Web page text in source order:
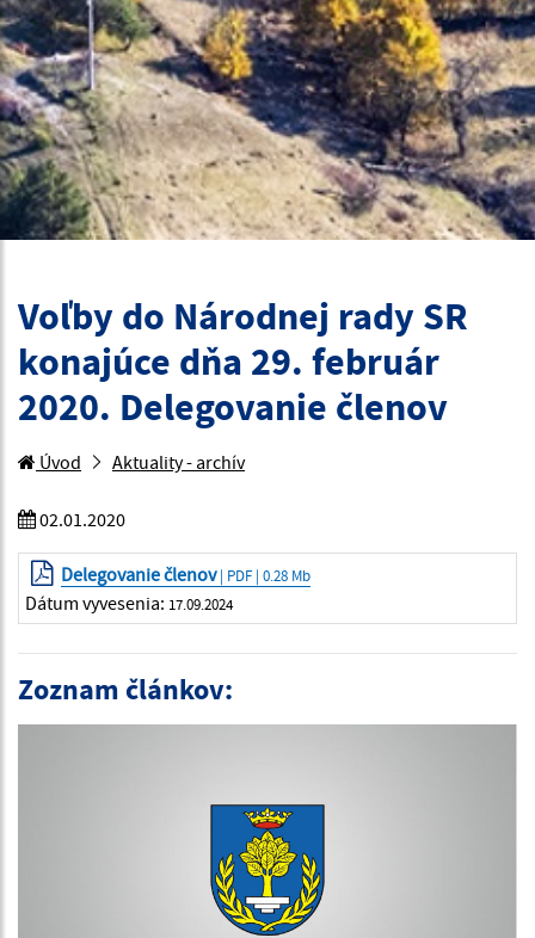
Voľby do Národnej rady SR
konajúce dňa 29. február
2020. Delegovanie členov
Úvod Aktuality - archív
02.01.2020
Delegovanie členov| PDF | 0.28 Mb
Dátum vyvesenia: 17.09.2024
Zoznam článkov: